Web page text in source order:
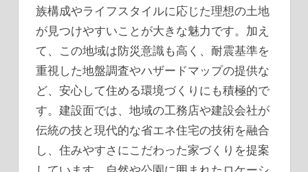
族構成やライフスタイルに応じた理想の土地
が見つけやすいことが大きな魅力です。加え
て、この地域は防災意識も高く、耐震基準を
重視した地盤調査やハザードマップの提供な
ど、安心して住める環境づくりにも積極的で
す。建設面では、地域の工務店や建設会社が
伝統の技と現代的な省エネ住宅の技術を融合
し、住みやすさにこだわった家づくりを提案